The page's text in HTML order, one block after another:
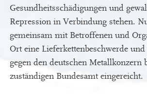
Gesundheitsschädigungen und
Repression in Verbindung stehen.
gemeinsam mit Betroffenen und
Ort eine Lieferkettenbeschwerde
gegen den deutschen Metallkonzern
zuständigen Bundesamt eingereicht.